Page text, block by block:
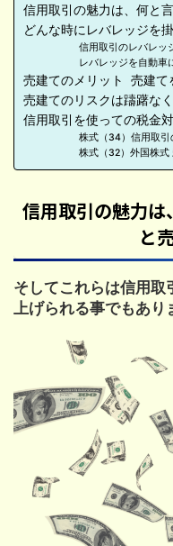
信用取引の魅力は、何と
どんな時にレバレッジを
信用取引のレバレッ
レバレッジを自動車
売建てのメリット 売建て
売建てのリスクは躊躇な
信用取引を使っての税金
株式（34）信用取
株式（32）外国株式
信用取引の魅力は
と
そしてこれらは信用取
上げられる事でもあり